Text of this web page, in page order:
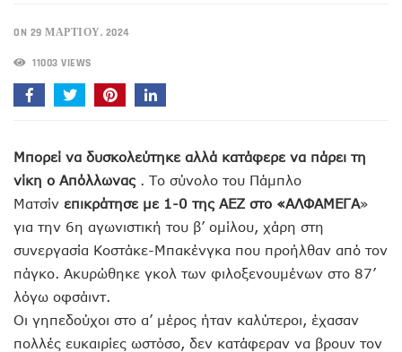
ON 29 ΜΑΡΤΊΟΥ, 2024
11003 VIEWS
Μπορεί να δυσκολεύτηκε αλλά κατάφερε να πάρει τη
νίκη ο Aπόλλωνας . Το σύνολο του Πάμπλο
Ματσίν επικράτησε με 1-0 της ΑΕΖ στο «ΑΛΦΑΜΕΓΑ»
για την 6η αγωνιστική του β’ ομίλου, χάρη στη
συνεργασία Κοστάκε-Μπακένγκα που προήλθαν από τον
πάγκο. Ακυρώθηκε γκολ των φιλοξενουμένων στο 87’
λόγω οφσάιντ.
Οι γηπεδούχοι στο α’ μέρος ήταν καλύτεροι, έχασαν
πολλές ευκαιρίες ωστόσο, δεν κατάφεραν να βρουν τον